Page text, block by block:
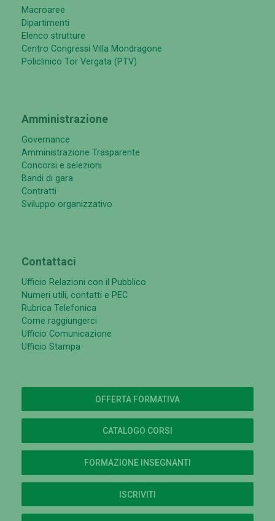
Macroaree
Dipartimenti
Elenco strutture
Centro Congressi Villa Mondragone
Policlinico Tor Vergata (PTV)
Amministrazione
Governance
Amministrazione Trasparente
Concorsi e selezioni
Bandi di gara
Contratti
Sviluppo organizzativo
Contattaci
Ufficio Relazioni con il Pubblico
Numeri utili, contatti e PEC
Rubrica Telefonica
Come raggiungerci
Ufficio Comunicazione
Ufficio Stampa
OFFERTA FORMATIVA
CATALOGO CORSI
FORMAZIONE INSEGNANTI
ISCRIVITI